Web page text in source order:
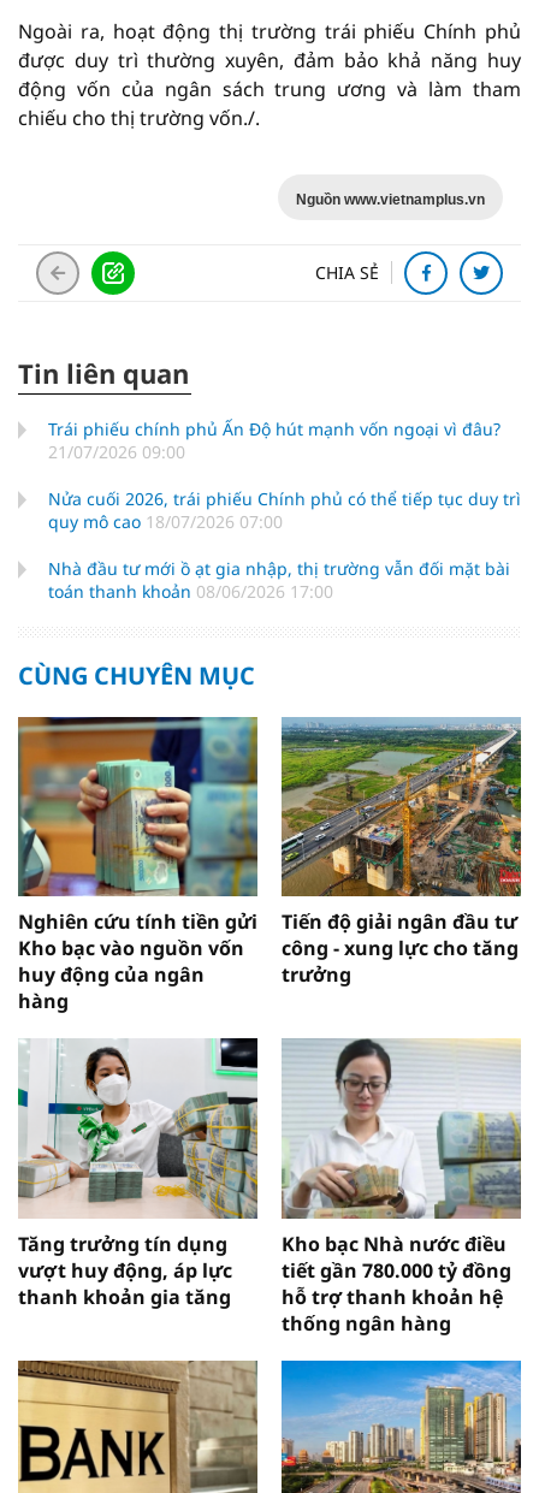
Ngoài ra, hoạt động thị trường trái phiếu Chính phủ
được duy trì thường xuyên, đảm bảo khả năng huy
động vốn của ngân sách trung ương và làm tham
chiếu cho thị trường vốn./.
Nguồn www.vietnamplus.vn
CHIA SẺ
Tin liên quan
Trái phiếu chính phủ Ấn Độ hút mạnh vốn ngoại vì đâu?
21/07/2026 09:00
Nửa cuối 2026, trái phiếu Chính phủ có thể tiếp tục duy trì
quy mô cao 18/07/2026 07:00
Nhà đầu tư mới ồ ạt gia nhập, thị trường vẫn đối mặt bài
toán thanh khoản 08/06/2026 17:00
CÙNG CHUYÊN MỤC
Nghiên cứu tính tiền gửi
Kho bạc vào nguồn vốn
huy động của ngân
hàng
Tiến độ giải ngân đầu tư
công - xung lực cho tăng
trưởng
Tăng trưởng tín dụng
vượt huy động, áp lực
thanh khoản gia tăng
Kho bạc Nhà nước điều
tiết gần 780.000 tỷ đồng
hỗ trợ thanh khoản hệ
thống ngân hàng